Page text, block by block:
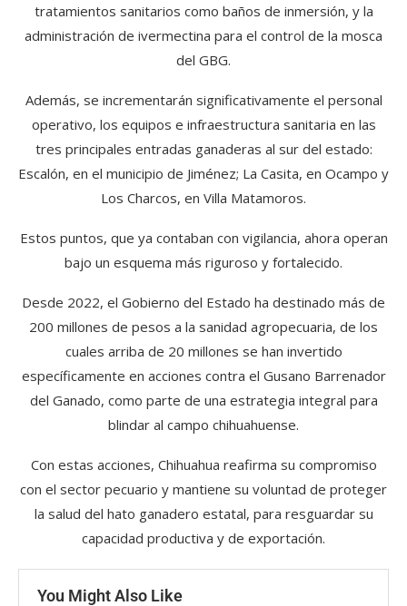
tratamientos sanitarios como baños de inmersión, y la
administración de ivermectina para el control de la mosca
del GBG.
Además, se incrementarán significativamente el personal
operativo, los equipos e infraestructura sanitaria en las
tres principales entradas ganaderas al sur del estado:
Escalón, en el municipio de Jiménez; La Casita, en Ocampo y
Los Charcos, en Villa Matamoros.
Estos puntos, que ya contaban con vigilancia, ahora operan
bajo un esquema más riguroso y fortalecido.
Desde 2022, el Gobierno del Estado ha destinado más de
200 millones de pesos a la sanidad agropecuaria, de los
cuales arriba de 20 millones se han invertido
específicamente en acciones contra el Gusano Barrenador
del Ganado, como parte de una estrategia integral para
blindar al campo chihuahuense.
Con estas acciones, Chihuahua reafirma su compromiso
con el sector pecuario y mantiene su voluntad de proteger
la salud del hato ganadero estatal, para resguardar su
capacidad productiva y de exportación.
You Might Also Like